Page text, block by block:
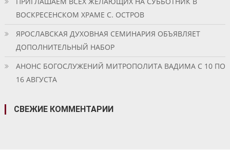
ВОСКРЕСЕНСКОМ ХРАМЕ С. ОСТРОВ
ЯРОСЛАВСКАЯ ДУХОВНАЯ СЕМИНАРИЯ ОБЪЯВЛЯЕТ
ДОПОЛНИТЕЛЬНЫЙ НАБОР
АНОНС БОГОСЛУЖЕНИЙ МИТРОПОЛИТА ВАДИМА С 10 ПО
16 АВГУСТА
СВЕЖИЕ КОММЕНТАРИИ